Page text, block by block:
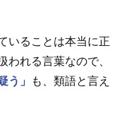
いることは本当に正
われる言葉なので、
う」
も、類語と言え